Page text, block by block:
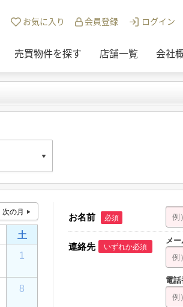
お気に入り 会員登録 ログイン
売買物件を探す 店舗一覧 会社
土
1
8
お名前 必須
連絡先 いずれか必須
メ
電